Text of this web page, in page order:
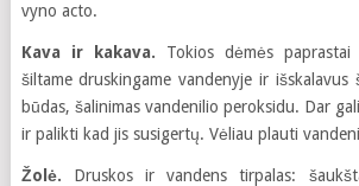
vyno acto.
Kava ir kakava. Tokios dėmės paprastai
šiltame druskingame vandenyje ir išskalavus
būdas, šalinimas vandenilio peroksidu. Dar
ir palikti kad jis susigertų. Vėliau plauti
Žolė. Druskos ir vandens tirpalas: